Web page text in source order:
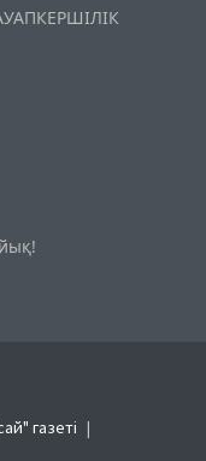
газеті